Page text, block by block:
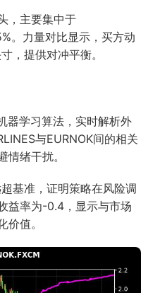
，主要集中于
。力量对比显示，买方动
，提供对冲平衡。
器学习算法，实时解析外
与EURNOK间的相关
绪干扰。
基准，证明策略在风险调
益率为-0.4，显示与市场
值。